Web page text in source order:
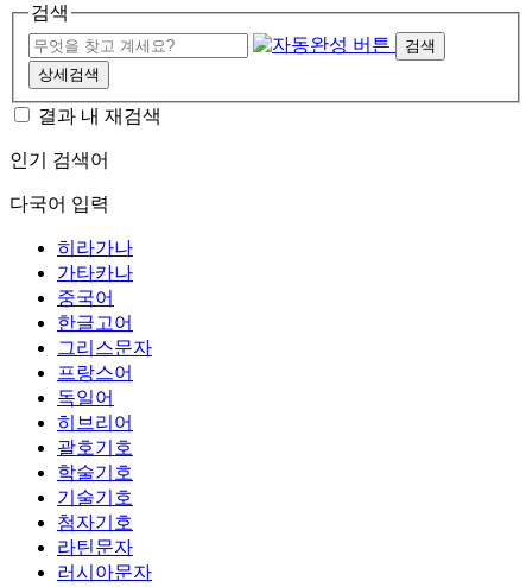
검색
검색
상세검색
결과 내 재검색
인기 검색어
다국어 입력
히라가나
가타카나
중국어
한글고어
그리스문자
프랑스어
독일어
히브리어
괄호기호
학술기호
기술기호
첨자기호
라틴문자
러시아문자